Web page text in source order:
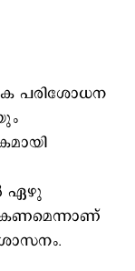
പരിശോധന
ഏഴു